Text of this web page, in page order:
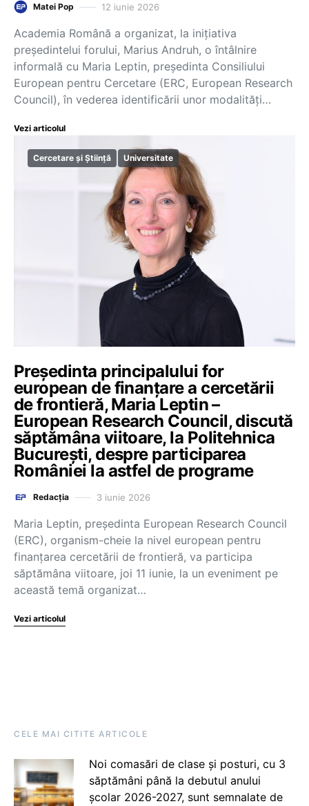
Matei Pop 12 iunie 2026
Academia Română a organizat, la inițiativa
președintelui forului, Marius Andruh, o întâlnire
informală cu Maria Leptin, președinta Consiliului
European pentru Cercetare (ERC, European Research
Council), în vederea identificării unor modalități…
Vezi articolul
Cercetare și Știință Universitate
Președinta principalului for
european de finanțare a cercetării
de frontieră, Maria Leptin –
European Research Council, discută
săptămâna viitoare, la Politehnica
București, despre participarea
României la astfel de programe
Redacția 3 iunie 2026
Maria Leptin, președinta European Research Council
(ERC), organism-cheie la nivel european pentru
finanțarea cercetării de frontieră, va participa
săptămâna viitoare, joi 11 iunie, la un eveniment pe
această temă organizat…
Vezi articolul
CELE MAI CITITE ARTICOLE
Noi comasări de clase și posturi, cu 3
săptămâni până la debutul anului
școlar 2026-2027, sunt semnalate de